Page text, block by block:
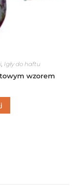
, Igły do haftu
wzorem